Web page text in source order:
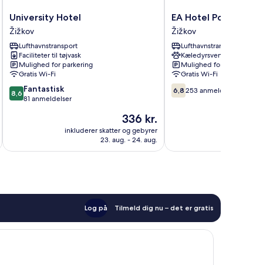
University
Hotel
Žižkov
University Hotel
Žižkov
Lufthavnstransport
Faciliteter til tøjvask
Mulighed for parkering
Gratis Wi-Fi
8.6
ud
anmeldelser
8,6 Fantastisk
81 anmeldelser
Prisen
336 kr.
336 kr.
inkluderer skatter og gebyrer
23. aug. - 24. aug.
EA
Hotel
Populus
Žižkov
EA Hotel Populus
Žižkov
Lufthavnstransport
Kæledyrsvenligt
Mulighed for parkering
Gratis Wi-Fi
6.8
ud
6,8 253 anmeldelser
Log på Tilmeld dig nu – det er gratis